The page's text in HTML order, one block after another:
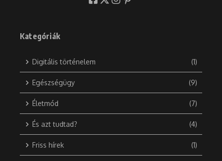
Kategóriák
Digitális történelem (1)
Egészségügy (9)
Életmód (7)
És azt tudtad? (4)
Friss hírek (1)